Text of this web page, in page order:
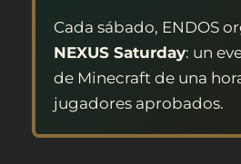
Cada sábado, ENDOS
NEXUS Saturday: un
de Minecraft de una
jugadores aprobados.